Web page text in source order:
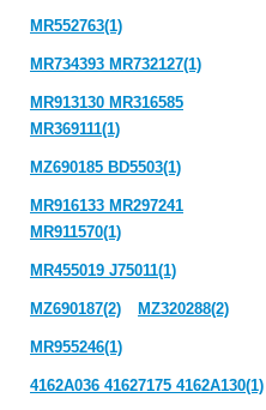
MR552763(1)
MR734393 MR732127(1)
MR913130 MR316585
MR369111(1)
MZ690185 BD5503(1)
MR916133 MR297241
MR911570(1)
MR455019 J75011(1)
MZ690187(2) MZ320288(2)
MR955246(1)
4162A036 41627175 4162A130(1)